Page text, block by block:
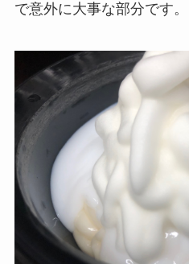
で意外に大事な部分です。